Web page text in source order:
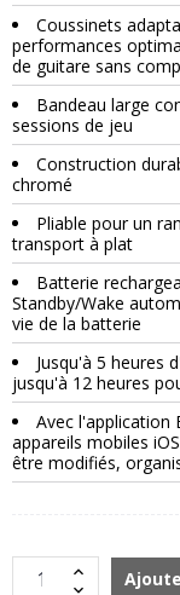
Coussinets
performances
de guitare sans
Bandeau large
sessions de jeu
Construction
chromé
Pliable pour un
transport à plat
Batterie
Standby/Wake
vie de la batterie
Jusqu'à 5 heures
jusqu'à 12 heures
Avec l'application
appareils mobiles
être modifiés,